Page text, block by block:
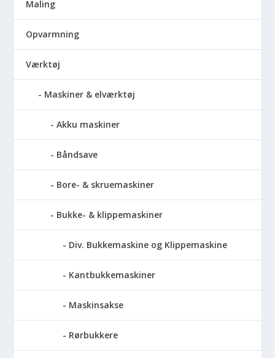
Maling
Opvarmning
Værktøj
Maskiner & elværktøj
Akku maskiner
Båndsave
Bore- & skruemaskiner
Bukke- & klippemaskiner
Div. Bukkemaskine og Klippemaskine
Kantbukkemaskiner
Maskinsakse
Rørbukkere